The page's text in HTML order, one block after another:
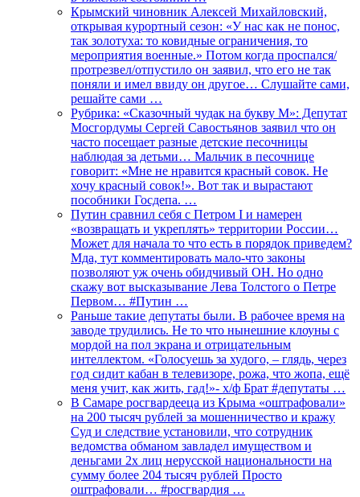
Крымский чиновник Алексей Михайловский,
открывая курортный сезон: «У нас как не понос,
так золотуха: то ковидные ограничения, то
мероприятия военные.» Потом когда проспался/
протрезвел/отпустило он заявил, что его не так
поняли и имел ввиду он другое… Слушайте сами,
решайте сами …
Рубрика: «Сказочный чудак на букву М»: Депутат
Мосгордумы Сергей Савостьянов заявил что он
часто посещает разные детские песочницы
наблюдая за детьми… Мальчик в песочнице
говорит: «Мне не нравится красный совок. Не
хочу красный совок!». Вот так и вырастают
пособники Госдепа. …
Путин сравнил себя с Петром I и намерен
«возвращать и укреплять» территории России…
Может для начала то что есть в порядок приведем?
Мда, тут комментировать мало-что законы
позволяют уж очень обидчивый ОН. Но одно
скажу вот высказывание Лева Толстого о Петре
Первом… #Путин …
Раньше такие депутаты были. В рабочее время на
заводе трудились. Не то что нынешние клоуны с
мордой на пол экрана и отрицательным
интеллектом. «Голосуешь за худого, – глядь, через
год сидит кабан в телевизоре, рожа, что жопа, ещё
меня учит, как жить, гад!»- х/ф Брат #депутаты …
В Самаре росгвардееца из Крыма «оштрафовали»
на 200 тысяч рублей за мошенничество и кражу
Суд и следствие установили, что сотрудник
ведомства обманом завладел имуществом и
деньгами 2х лиц нерусской национальности на
сумму более 204 тысяч рублей Просто
оштрафовали… #росгвардия …